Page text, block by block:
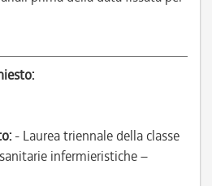
- Laurea triennale della classe
infermieristiche –